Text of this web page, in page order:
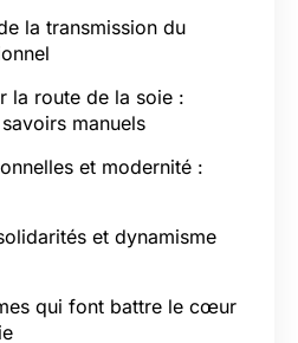
la transmission du
la route de la soie :
manuels
et modernité :
et dynamisme
qui font battre le cœur